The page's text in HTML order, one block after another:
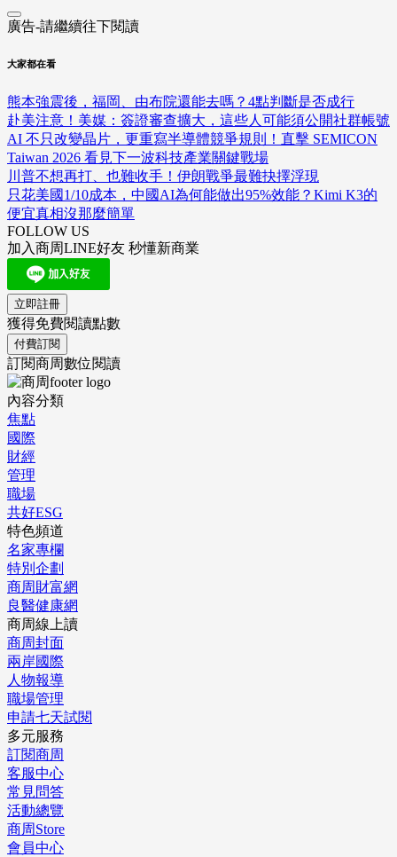
廣告-請繼續往下閱讀
大家都在看
熊本強震後，福岡、由布院還能去嗎？4點判斷是否成行
赴美注意！美媒：簽證審查擴大，這些人可能須公開社群帳號
AI 不只改變晶片，更重寫半導體競爭規則！直擊 SEMICON
Taiwan 2026 看見下一波科技產業關鍵戰場
川普不想再打、也難收手！伊朗戰爭最難抉擇浮現
只花美國1/10成本，中國AI為何能做出95%效能？Kimi K3的
便宜真相沒那麼簡單
FOLLOW US
加入商周LINE好友 秒懂新商業
立即註冊
獲得免費閱讀點數
付費訂閱
訂閱商周數位閱讀
內容分類
焦點
國際
財經
管理
職場
共好ESG
特色頻道
名家專欄
特別企劃
商周財富網
良醫健康網
商周線上讀
商周封面
兩岸國際
人物報導
職場管理
申請七天試閱
多元服務
訂閱商周
客服中心
常見問答
活動總覽
商周Store
會員中心